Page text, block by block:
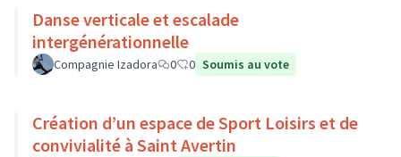
Danse verticale et escalade
intergénérationnelle
Compagnie Izadora 0 0 Soumis au vote
Création d’un espace de Sport Loisirs et de
convivialité à Saint Avertin